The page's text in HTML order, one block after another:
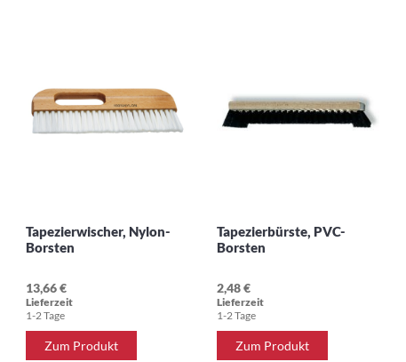
Tapezierwischer, Nylon-
Borsten
13,66 €
Lieferzeit
1-2 Tage
Zum Produkt
Tapezierbürste, PVC-
Borsten
2,48 €
Lieferzeit
1-2 Tage
Zum Produkt